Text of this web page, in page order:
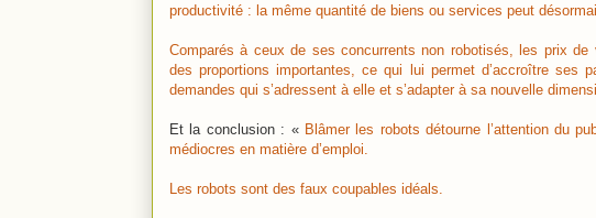
productivité : la même quantité de biens ou services peut
Comparés à ceux de ses concurrents non robotisés, les prix de
des proportions importantes, ce qui lui permet d’accroître ses
demandes qui s’adressent à elle et s’adapter à sa nouvelle
Et la conclusion : « Blâmer les robots détourne l’attention du
médiocres en matière d’emploi.
Les robots sont des faux coupables idéals.